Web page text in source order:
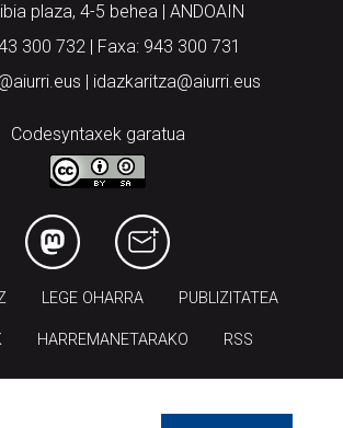
plaza, 4-5 behea | ANDOAIN
300 732 | Faxa: 943 300 731
| idazkaritza@aiurri.eus
Codesyntaxek garatua
LEGE OHARRA PUBLIZITATEA
HARREMANETARAKO RSS